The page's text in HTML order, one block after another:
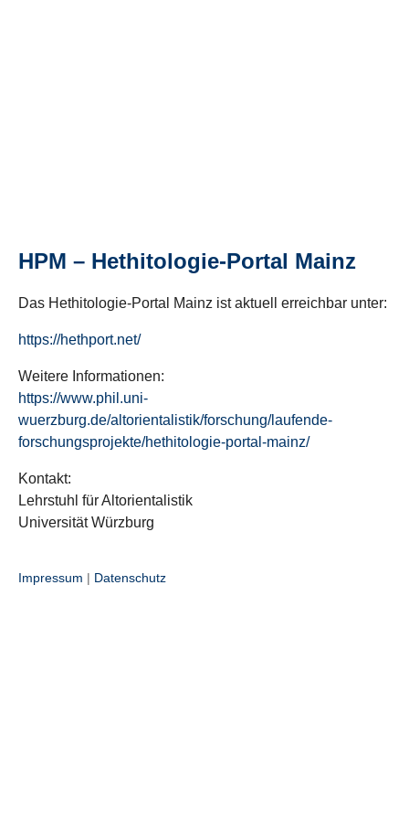
HPM – Hethitologie-Portal Mainz
Das Hethitologie-Portal Mainz ist aktuell erreichbar unter:
https://hethport.net/
Weitere Informationen:
https://www.phil.uni-
wuerzburg.de/altorientalistik/forschung/laufende-
forschungsprojekte/hethitologie-portal-mainz/
Kontakt:
Lehrstuhl für Altorientalistik
Universität Würzburg
Impressum | Datenschutz